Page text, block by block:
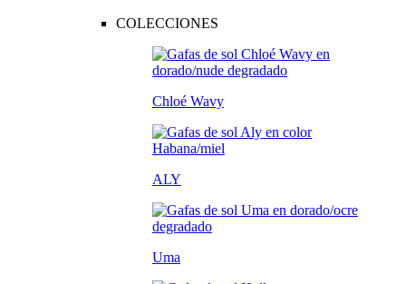
COLECCIONES
Chloé Wavy
ALY
Uma